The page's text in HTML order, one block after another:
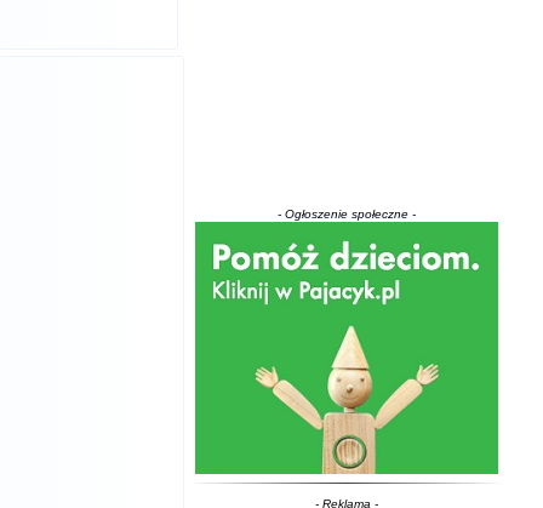
- Ogłoszenie społeczne -
- Reklama -